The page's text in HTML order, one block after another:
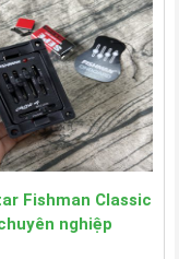
Fishman Classic
nghiệp